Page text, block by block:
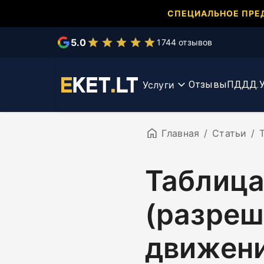
СПЕЦИАЛЬНОЕ
5.0 1744 отзывов
Услуги ОтзывыПДД
Выберите услугу
Главная / Статьи /